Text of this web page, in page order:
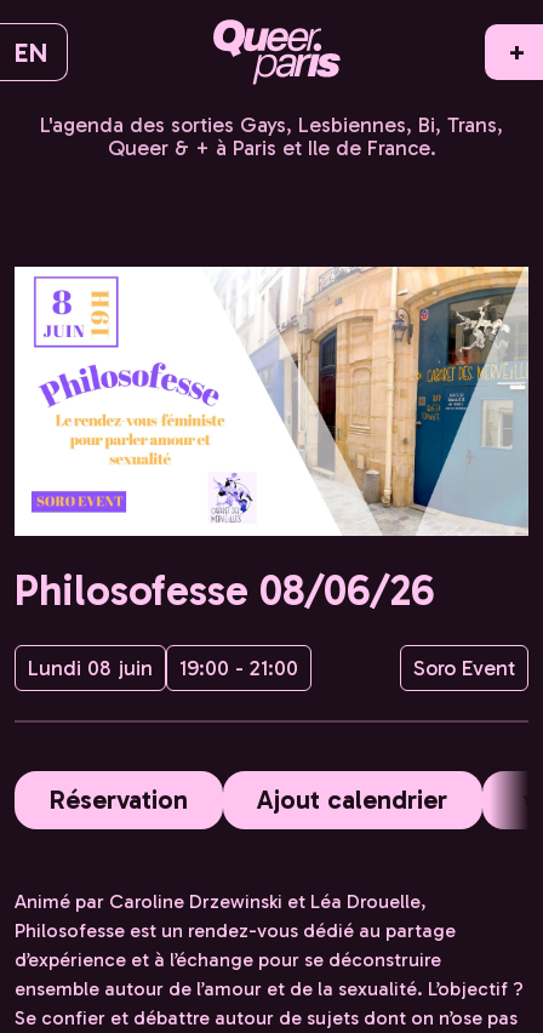
EN +
L'agenda des sorties Gays, Lesbiennes, Bi, Trans,
Queer & + à Paris et Ile de France.
Philosofesse 08/06/26
Lundi 08 juin 19:00 - 21:00 Soro Event
Réservation Ajout calendrier
Animé par Caroline Drzewinski et Léa Drouelle,
Philosofesse est un rendez-vous dédié au partage
d’expérience et à l’échange pour se déconstruire
ensemble autour de l’amour et de la sexualité. L’objectif ?
Se confier et débattre autour de sujets dont on n’ose pas